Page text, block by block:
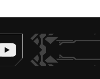
ヴァンガードch